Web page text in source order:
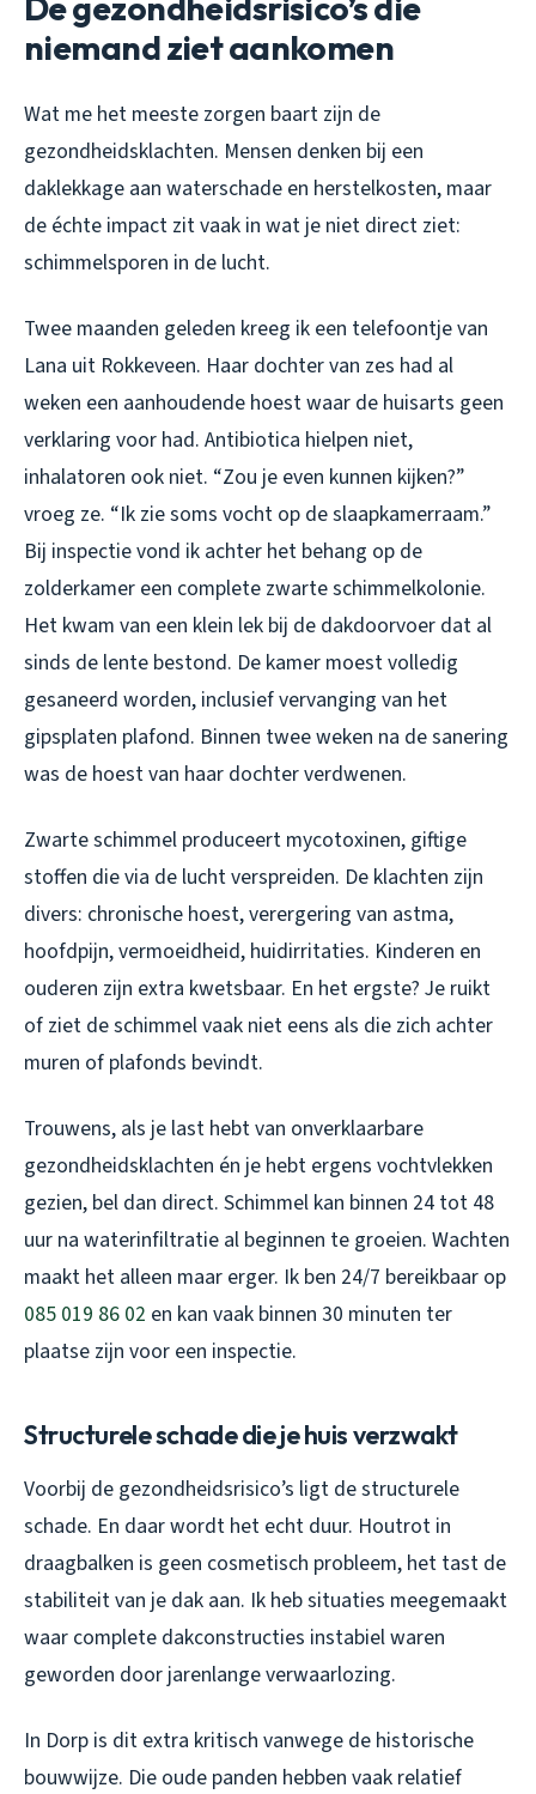
niemand ziet aankomen
Wat me het meeste zorgen baart zijn de
gezondheidsklachten. Mensen denken bij een
daklekkage aan waterschade en herstelkosten, maar
de échte impact zit vaak in wat je niet direct ziet:
schimmelsporen in de lucht.
Twee maanden geleden kreeg ik een telefoontje van
Lana uit Rokkeveen. Haar dochter van zes had al
weken een aanhoudende hoest waar de huisarts geen
verklaring voor had. Antibiotica hielpen niet,
inhalatoren ook niet. “Zou je even kunnen kijken?”
vroeg ze. “Ik zie soms vocht op de slaapkamerraam.”
Bij inspectie vond ik achter het behang op de
zolderkamer een complete zwarte schimmelkolonie.
Het kwam van een klein lek bij de dakdoorvoer dat al
sinds de lente bestond. De kamer moest volledig
gesaneerd worden, inclusief vervanging van het
gipsplaten plafond. Binnen twee weken na de sanering
was de hoest van haar dochter verdwenen.
Zwarte schimmel produceert mycotoxinen, giftige
stoffen die via de lucht verspreiden. De klachten zijn
divers: chronische hoest, verergering van astma,
hoofdpijn, vermoeidheid, huidirritaties. Kinderen en
ouderen zijn extra kwetsbaar. En het ergste? Je ruikt
of ziet de schimmel vaak niet eens als die zich achter
muren of plafonds bevindt.
Trouwens, als je last hebt van onverklaarbare
gezondheidsklachten én je hebt ergens vochtvlekken
gezien, bel dan direct. Schimmel kan binnen 24 tot 48
uur na waterinfiltratie al beginnen te groeien. Wachten
maakt het alleen maar erger. Ik ben 24/7 bereikbaar op
085 019 86 02 en kan vaak binnen 30 minuten ter
plaatse zijn voor een inspectie.
Structurele schade die je huis verzwakt
Voorbij de gezondheidsrisico’s ligt de structurele
schade. En daar wordt het echt duur. Houtrot in
draagbalken is geen cosmetisch probleem, het tast de
stabiliteit van je dak aan. Ik heb situaties meegemaakt
waar complete dakconstructies instabiel waren
geworden door jarenlange verwaarlozing.
In Dorp is dit extra kritisch vanwege de historische
bouwwijze. Die oude panden hebben vaak relatief